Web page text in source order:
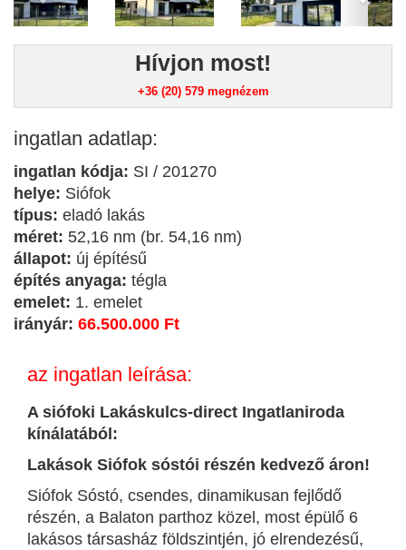
Hívjon most!
+36 (20) 579 megnézem
ingatlan adatlap:
ingatlan kódja: SI / 201270
helye: Siófok
típus: eladó lakás
méret: 52,16 nm (br. 54,16 nm)
állapot: új építésű
építés anyaga: tégla
emelet: 1. emelet
irányár: 66.500.000 Ft
az ingatlan leírása:
A siófoki Lakáskulcs-direct Ingatlaniroda
kínálatából:
Lakások Siófok sóstói részén kedvező áron!
Siófok Sóstó, csendes, dinamikusan fejlődő
részén, a Balaton parthoz közel, most épülő 6
lakásos társasház földszintjén, jó elrendezésű,